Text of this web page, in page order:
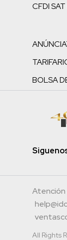
CFDI
BOLSA
All Rights